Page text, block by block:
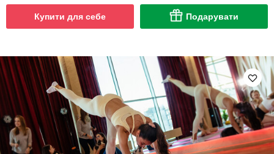
Купити для себе Подарувати